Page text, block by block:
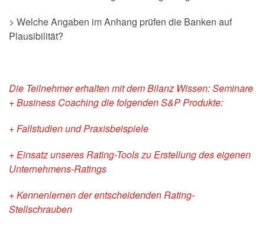
> Welche Angaben im Anhang prüfen die Banken auf
Plausibilität?
Die Teilnehmer erhalten mit dem Bilanz Wissen: Seminare
+ Business Coaching die folgenden S&P Produkte:
+ Fallstudien und Praxisbeispiele
+ Einsatz unseres Rating-Tools zu Erstellung des eigenen
Unternehmens-Ratings
+ Kennenlernen der entscheidenden Rating-
Stellschrauben